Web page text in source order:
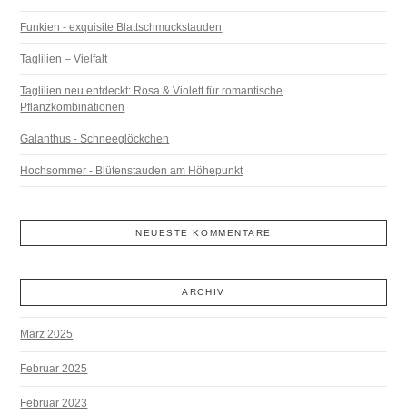
Funkien - exquisite Blattschmuckstauden
Taglilien – Vielfalt
Taglilien neu entdeckt: Rosa & Violett für romantische
Pflanzkombinationen
Galanthus - Schneeglöckchen
Hochsommer - Blütenstauden am Höhepunkt
NEUESTE KOMMENTARE
ARCHIV
März 2025
Februar 2025
Februar 2023